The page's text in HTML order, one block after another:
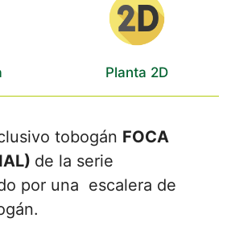
Planta 2D
tobogán FOCA
de la serie
por una escalera de